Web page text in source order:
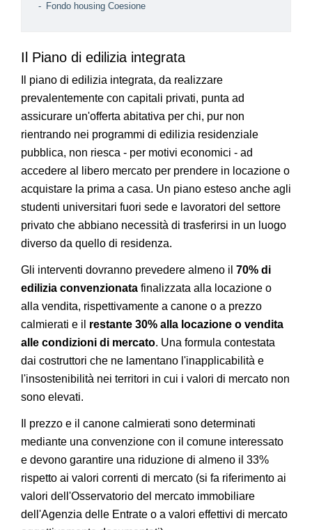
Fondo housing Coesione
Il Piano di edilizia integrata
Il piano di edilizia integrata, da realizzare
prevalentemente con capitali privati, punta ad
assicurare un'offerta abitativa per chi, pur non
rientrando nei programmi di edilizia residenziale
pubblica, non riesca - per motivi economici - ad
accedere al libero mercato per prendere in locazione o
acquistare la prima a casa. Un piano esteso anche agli
studenti universitari fuori sede e lavoratori del settore
privato che abbiano necessità di trasferirsi in un luogo
diverso da quello di residenza.
Gli interventi dovranno prevedere almeno il 70% di
edilizia convenzionata finalizzata alla locazione o
alla vendita, rispettivamente a canone o a prezzo
calmierati e il restante 30% alla locazione o vendita
alle condizioni di mercato. Una formula contestata
dai costruttori che ne lamentano l'inapplicabilità e
l'insostenibilità nei territori in cui i valori di mercato non
sono elevati.
Il prezzo e il canone calmierati sono determinati
mediante una convenzione con il comune interessato
e devono garantire una riduzione di almeno il 33%
rispetto ai valori correnti di mercato (si fa riferimento ai
valori dell'Osservatorio del mercato immobiliare
dell'Agenzia delle Entrate o a valori effettivi di mercato